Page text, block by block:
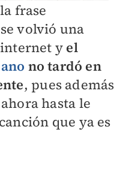
frase
volvió una
y el
no tardó en
, pues además
hasta le
que ya es